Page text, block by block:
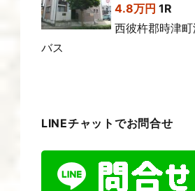
4.8万円 1R
西彼杵郡時津
バス
LINEチャットでお問合せ